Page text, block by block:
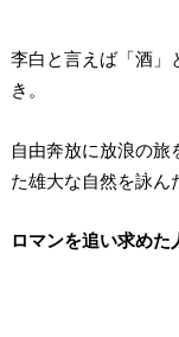
李白と言えば「酒」
き。
自由奔放に放浪の旅
た雄大な自然を詠ん
ロマンを追い求めた